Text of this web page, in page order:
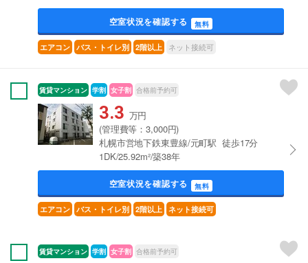
空室状況を確認する 無料
エアコン バス・トイレ別 2階以上 ネット接続可
賃貸マンション 学割 女子割 合格前予約可
3.3 万円
(管理費等：3,000円)
札幌市営地下鉄東豊線/元町駅 徒歩17分
1DK/25.92m²/築38年
空室状況を確認する 無料
エアコン バス・トイレ別 2階以上 ネット接続可
賃貸マンション 学割 女子割 合格前予約可